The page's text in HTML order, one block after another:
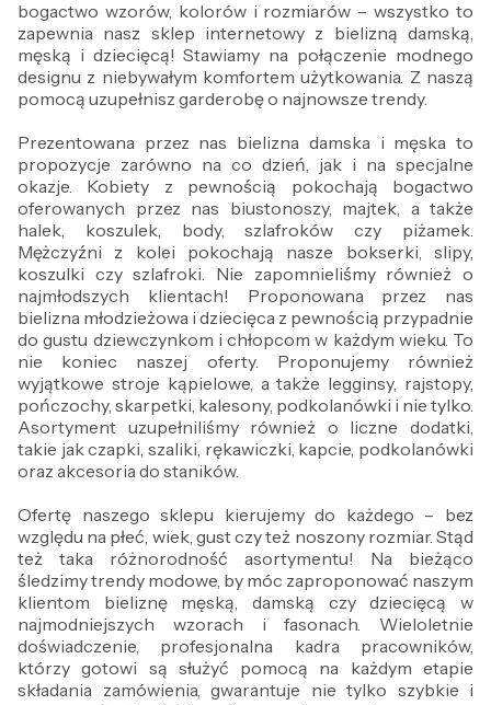
bogactwo wzorów, kolorów i rozmiarów – wszystko to
zapewnia nasz sklep internetowy z bielizną damską,
męską i dziecięcą! Stawiamy na połączenie modnego
designu z niebywałym komfortem użytkowania. Z naszą
pomocą uzupełnisz garderobę o najnowsze trendy.
Prezentowana przez nas bielizna damska i męska to
propozycje zarówno na co dzień, jak i na specjalne
okazje. Kobiety z pewnością pokochają bogactwo
oferowanych przez nas biustonoszy, majtek, a także
halek, koszulek, body, szlafroków czy piżamek.
Mężczyźni z kolei pokochają nasze bokserki, slipy,
koszulki czy szlafroki. Nie zapomnieliśmy również o
najmłodszych klientach! Proponowana przez nas
bielizna młodzieżowa i dziecięca z pewnością przypadnie
do gustu dziewczynkom i chłopcom w każdym wieku. To
nie koniec naszej oferty. Proponujemy również
wyjątkowe stroje kąpielowe, a także legginsy, rajstopy,
pończochy, skarpetki, kalesony, podkolanówki i nie tylko.
Asortyment uzupełniliśmy również o liczne dodatki,
takie jak czapki, szaliki, rękawiczki, kapcie, podkolanówki
oraz akcesoria do staników.
Ofertę naszego sklepu kierujemy do każdego – bez
względu na płeć, wiek, gust czy też noszony rozmiar. Stąd
też taka różnorodność asortymentu! Na bieżąco
śledzimy trendy modowe, by móc zaproponować naszym
klientom bieliznę męską, damską czy dziecięcą w
najmodniejszych wzorach i fasonach. Wieloletnie
doświadczenie, profesjonalna kadra pracowników,
którzy gotowi są służyć pomocą na każdym etapie
składania zamówienia, gwarantuje nie tylko szybkie i